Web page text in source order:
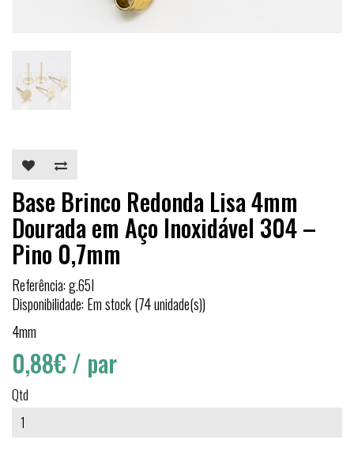
Base Brinco Redonda Lisa 4mm
Dourada em Aço Inoxidável 304 –
Pino 0,7mm
Referência: g.65I
Disponibilidade: Em stock (74 unidade(s))
4mm
0,88€ / par
Qtd